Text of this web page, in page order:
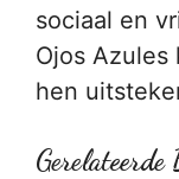
sociaal en
Ojos
hen